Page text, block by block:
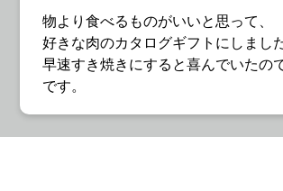
物より食べるものがいいと思って、
好きな肉のカタログギフトにしました
早速すき焼きにすると喜んでいたの
です。